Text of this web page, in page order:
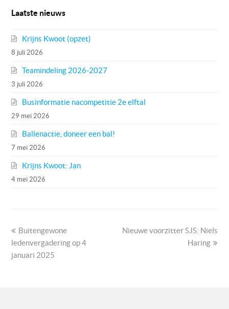
Laatste nieuws
Krijns Kwoot (opzet)
8 juli 2026
Teamindeling 2026-2027
3 juli 2026
Businformatie nacompetitie 2e elftal
29 mei 2026
Ballenactie, doneer een bal!
7 mei 2026
Krijns Kwoot: Jan
4 mei 2026
previous
post:
Buitengewone
ledenvergadering op 4
januari 2025
next
Nieuwe voorzitter SJS: Niels
Haring